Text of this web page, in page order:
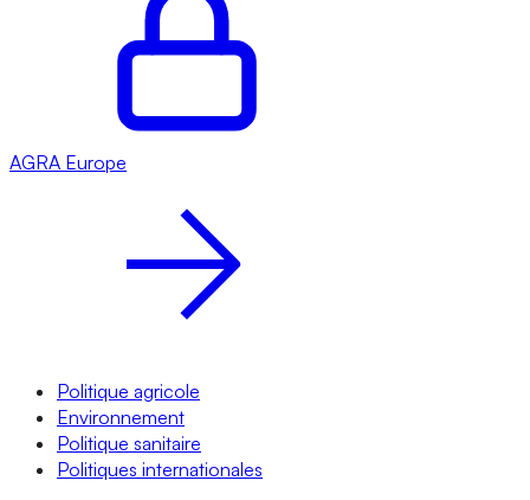
AGRA Europe
Politique agricole
Environnement
Politique sanitaire
Politiques internationales